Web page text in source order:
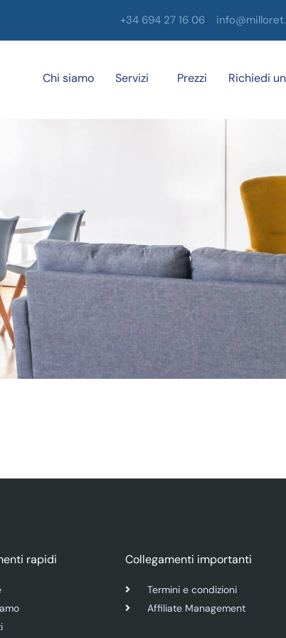
+34 694 27 16 06
Chi siamo Servizi Prezzi Richiedi
rapidi Collegamenti importanti
Termini e condizioni
Affiliate Management